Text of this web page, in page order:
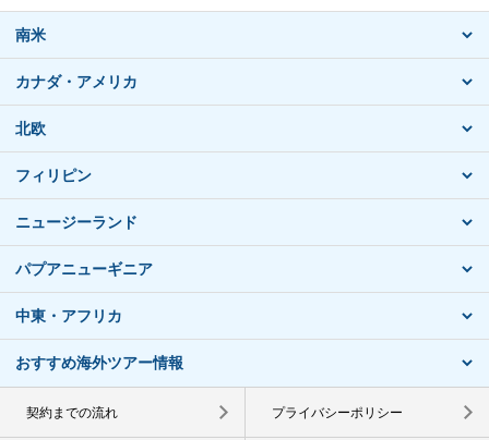
南米
カナダ・アメリカ
北欧
フィリピン
ニュージーランド
パプアニューギニア
中東・アフリカ
おすすめ海外ツアー情報
契約までの流れ プライバシーポリシー